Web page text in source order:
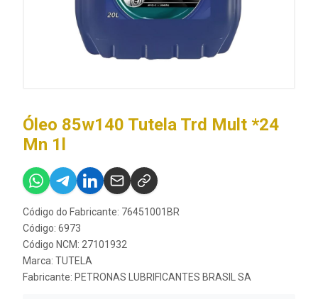
Óleo 85w140 Tutela Trd Mult *24
Mn 1l
Código do Fabricante: 76451001BR
Código: 6973
Código NCM: 27101932
Marca: TUTELA
Fabricante: PETRONAS LUBRIFICANTES BRASIL SA